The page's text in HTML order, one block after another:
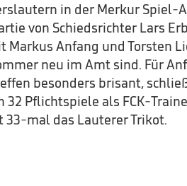
in der Merkur Spiel-
von Schiedsrichter Lars
Markus Anfang und Torsten
neu im Amt sind. Für
besonders brisant,
32 Pflichtspiele als FCK-
33-mal das Lauterer Trikot.